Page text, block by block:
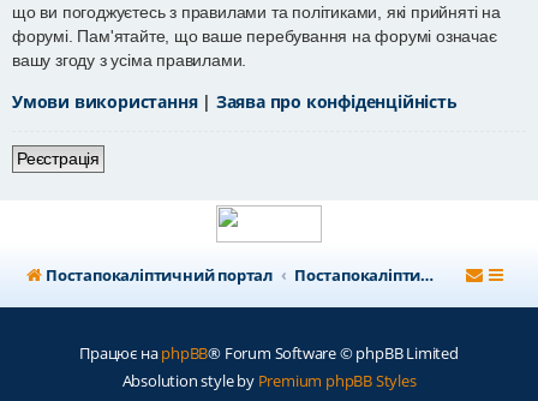
що ви погоджуєтесь з правилами та політиками, які прийняті на
форумі. Пам'ятайте, що ваше перебування на форумі означає
вашу згоду з усіма правилами.
Умови використання| Заява про конфіденційність
Реєстрація
Постапокаліптичний портал Постапокаліптичний форум
Працює наphpBB® Forum Software © phpBB Limited
Absolution style by Premium phpBB Styles